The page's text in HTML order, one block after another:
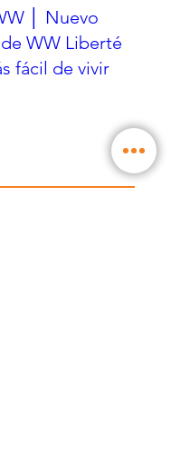
│ Nuevo
WW Liberté
fácil de vivir